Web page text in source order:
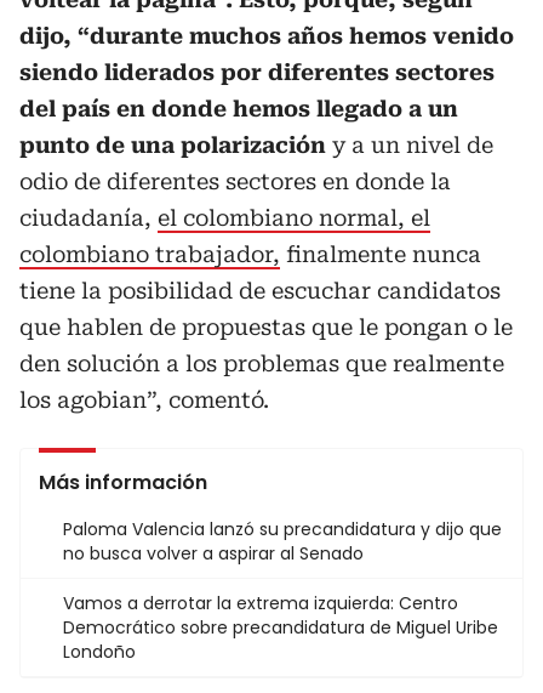
dijo, “durante muchos años hemos venido
siendo liderados por diferentes sectores
del país en donde hemos llegado a un
punto de una polarización y a un nivel de
odio de diferentes sectores en donde la
ciudadanía, el colombiano normal, el
colombiano trabajador, finalmente nunca
tiene la posibilidad de escuchar candidatos
que hablen de propuestas que le pongan o le
den solución a los problemas que realmente
los agobian”, comentó.
Más información
Paloma Valencia lanzó su precandidatura y dijo que
no busca volver a aspirar al Senado
Vamos a derrotar la extrema izquierda: Centro
Democrático sobre precandidatura de Miguel Uribe
Londoño